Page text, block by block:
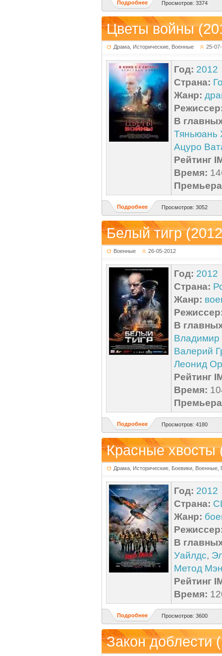
Подробнее Просмотров: 3374
Цветы войны
Драма, Исторические, Военные 25-
Год: 2012
Страна:
Жанр:
В
Тяньюань
Ацуро
Рейтинг
Время:
Подробнее Просмотров: 3052
Белый тигр
Военные 26-05-2012
Год: 2012
Страна:
Жанр:
В
Владимир
Валерий
Леонид
Рейтинг
Время:
Подробнее Просмотров: 4180
Красные xвосты
Драма, Исторические, Боевики, Военные,
Год: 2012
Страна:
Жанр:
В
Уайлдс,
Метод
Рейтинг
Время:
Подробнее Просмотров: 3600
Закон доблести